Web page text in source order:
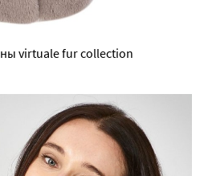
virtuale fur collection